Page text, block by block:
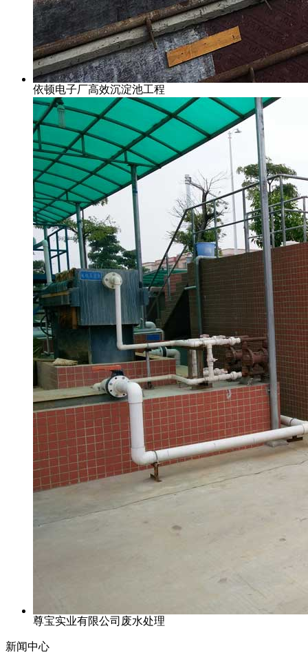
依顿电子厂高效沉淀池工程
尊宝实业有限公司废水处理
新闻中心